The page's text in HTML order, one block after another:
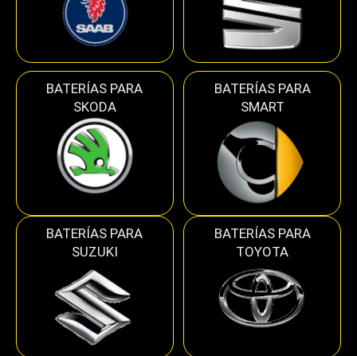
BATERÍAS PARA
SKODA
BATERÍAS PARA
SMART
BATERÍAS PARA
SUZUKI
BATERÍAS PARA
TOYOTA